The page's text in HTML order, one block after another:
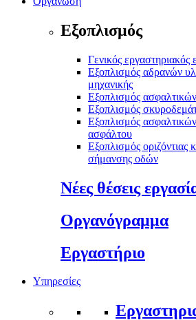
Εξοπλισμός
Γενικός εργαστηριακός
Εξοπλισμός αδρανών
μηχανικής
Εξοπλισμός
Εξοπλισμός
Εξοπλισμός
ασφάλτου
Εξοπλισμός οριζόντιας
σήμανσης οδών
Νέες θέσεις
Οργανόγραμμα
Εργαστήριο
Υπηρεσίες